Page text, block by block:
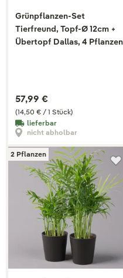
Grünpflanzen-Set
Tierfreund, Topf-Ø 12cm +
Übertopf Dallas, 4 Pflanzen
(14,50 € / 1 Stück)
57,99 €
lieferbar
nicht abholbar
2 Pflanzen